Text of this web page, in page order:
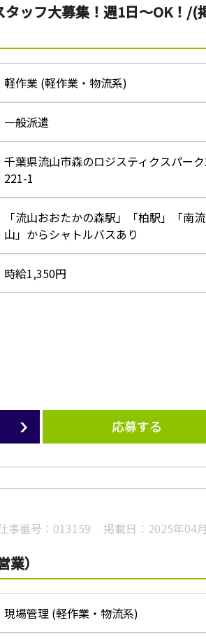
タッフ大募集！週1日～OK！/(
軽作業 (軽作業・物流系)
一般派遣
千葉県流山市森のロジスティクスパー
221-1
「流山おおたかの森駅」「柏駅」「南流
山」からシャトルバスあり
時給1,350円
応募する
事番号： 013159 掲載日： 2025年04
）
現場管理 (軽作業・物流系)